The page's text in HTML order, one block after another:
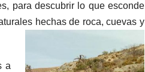
para descubrir lo que esconde
hechas de roca, cuevas y
a